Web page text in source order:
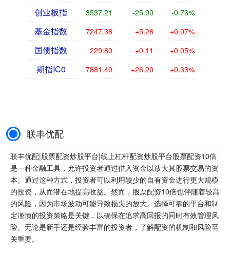
创业板指 3537.21 -25.90 -0.73%
基金指数 7247.38 +5.28 +0.07%
国债指数 229.80 +0.11 +0.05%
期指IC0 7881.40 +26.20 +0.33%
联丰优配
联丰优配|股票配资炒股平台|线上杠杆配资炒股平台股票配资10倍
是一种金融工具，允许投资者通过借入资金以放大其股票交易的资
本。通过这种方式，投资者可以利用较少的自有资金进行更大规模
的投资，从而潜在地提高收益。然而，股票配资10倍也伴随着较高
的风险，因为市场波动可能导致损失的放大。选择可靠的平台和制
定谨慎的投资策略是关键，以确保在追求高回报的同时有效管理风
险。无论是新手还是经验丰富的投资者，了解配资的机制和风险至
关重要。